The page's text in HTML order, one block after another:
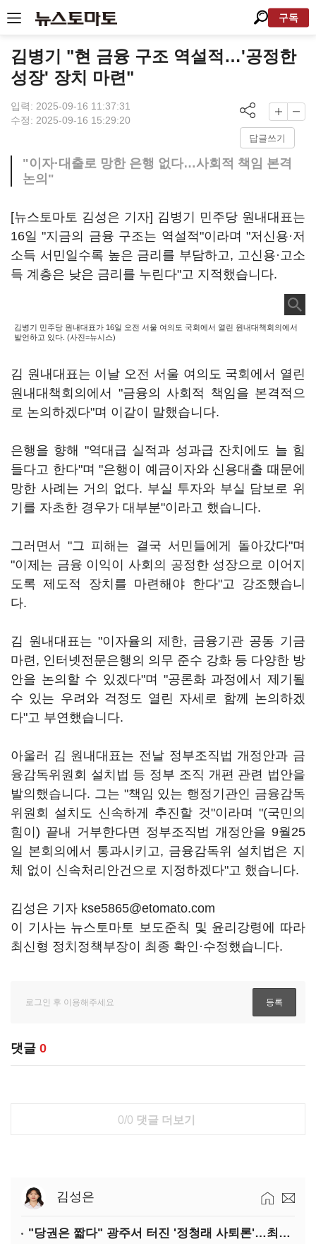
구독
김병기 "현 금융 구조 역설적…'공정한
성장' 장치 마련"
입력: 2025-09-16 11:37:31
수정: 2025-09-16 15:29:20
답글쓰기
"이자·대출로 망한 은행 없다…사회적 책임 본격
논의"
[뉴스토마토 김성은 기자] 김병기 민주당 원내대표는
16일 "지금의 금융 구조는 역설적"이라며 "저신용·저
소득 서민일수록 높은 금리를 부담하고, 고신용·고소
득 계층은 낮은 금리를 누린다"고 지적했습니다.
김병기 민주당 원내대표가 16일 오전 서울 여의도 국회에서 열린 원내대책회의에서
발언하고 있다. (사진=뉴시스)
김 원내대표는 이날 오전 서울 여의도 국회에서 열린
원내대책회의에서 "금융의 사회적 책임을 본격적으
로 논의하겠다"며 이같이 말했습니다.
은행을 향해 "역대급 실적과 성과급 잔치에도 늘 힘
들다고 한다"며 "은행이 예금이자와 신용대출 때문에
망한 사례는 거의 없다. 부실 투자와 부실 담보로 위
기를 자초한 경우가 대부분"이라고 했습니다.
그러면서 "그 피해는 결국 서민들에게 돌아갔다"며
"이제는 금융 이익이 사회의 공정한 성장으로 이어지
도록 제도적 장치를 마련해야 한다"고 강조했습니
다.
김 원내대표는 "이자율의 제한, 금융기관 공동 기금
마련, 인터넷전문은행의 의무 준수 강화 등 다양한 방
안을 논의할 수 있겠다"며 "공론화 과정에서 제기될
수 있는 우려와 걱정도 열린 자세로 함께 논의하겠
다"고 부연했습니다.
아울러 김 원내대표는 전날 정부조직법 개정안과 금
융감독위원회 설치법 등 정부 조직 개편 관련 법안을
발의했습니다. 그는 "책임 있는 행정기관인 금융감독
위원회 설치도 신속하게 추진할 것"이라며 "(국민의
힘이) 끝내 거부한다면 정부조직법 개정안을 9월25
일 본회의에서 통과시키고, 금융감독위 설치법은 지
체 없이 신속처리안건으로 지정하겠다"고 했습니다.
김성은 기자 kse5865@etomato.com
이 기사는 뉴스토마토 보도준칙 및 윤리강령에 따라
최신형 정치정책부장이 최종 확인·수정했습니다.
댓글 0
0/0 댓글 더보기
김성은
"당권은 짧다" 광주서 터진 '정청래 사퇴론'…최고위 '아수라장'